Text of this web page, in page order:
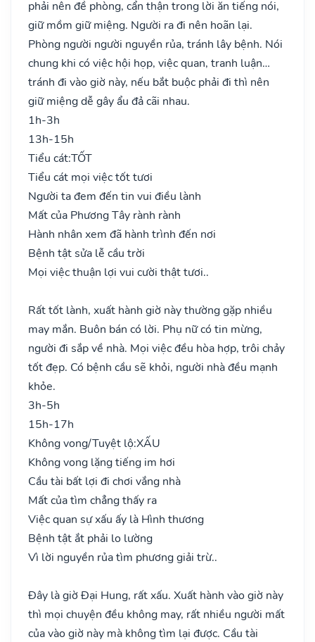
phải nên đề phòng, cẩn thận trong lời ăn tiếng nói,
giữ mồm giữ miệng. Người ra đi nên hoãn lại.
Phòng người người nguyền rủa, tránh lây bệnh. Nói
chung khi có việc hội họp, việc quan, tranh luận…
tránh đi vào giờ này, nếu bắt buộc phải đi thì nên
giữ miệng dễ gây ẩu đả cãi nhau.
1h-3h
13h-15h
Tiểu cát:TỐT
Tiểu cát mọi việc tốt tươi
Người ta đem đến tin vui điều lành
Mất của Phương Tây rành rành
Hành nhân xem đã hành trình đến nơi
Bệnh tật sửa lễ cầu trời
Mọi việc thuận lợi vui cười thật tươi..
Rất tốt lành, xuất hành giờ này thường gặp nhiều
may mắn. Buôn bán có lời. Phụ nữ có tin mừng,
người đi sắp về nhà. Mọi việc đều hòa hợp, trôi chảy
tốt đẹp. Có bệnh cầu sẽ khỏi, người nhà đều mạnh
khỏe.
3h-5h
15h-17h
Không vong/Tuyệt lộ:XẤU
Không vong lặng tiếng im hơi
Cầu tài bất lợi đi chơi vắng nhà
Mất của tìm chẳng thấy ra
Việc quan sự xấu ấy là Hình thương
Bệnh tật ắt phải lo lường
Vì lời nguyền rủa tìm phương giải trừ..
Đây là giờ Đại Hung, rất xấu. Xuất hành vào giờ này
thì mọi chuyện đều không may, rất nhiều người mất
của vào giờ này mà không tìm lại được. Cầu tài